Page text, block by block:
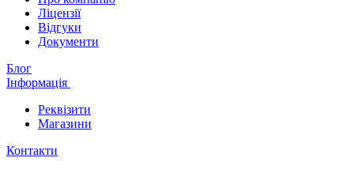
Ліцензії
Відгуки
Документи
Блог
Інформація
Реквізити
Магазини
Контакти